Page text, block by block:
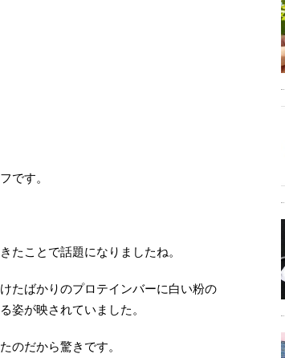
です。
たことで話題になりましたね。
たばかりのプロテインバーに白い粉の
姿が映されていました。
のだから驚きです。